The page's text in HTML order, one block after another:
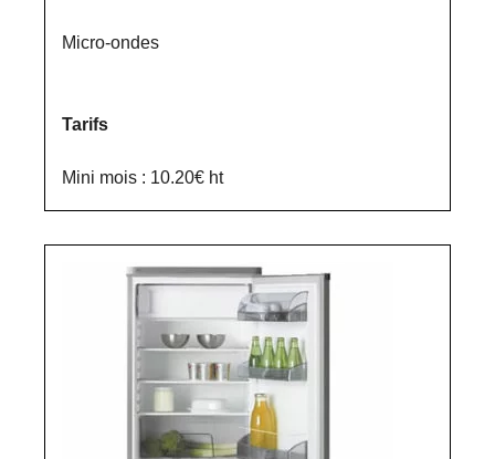
Micro-ondes
Tarifs
Mini mois : 10.20€ ht